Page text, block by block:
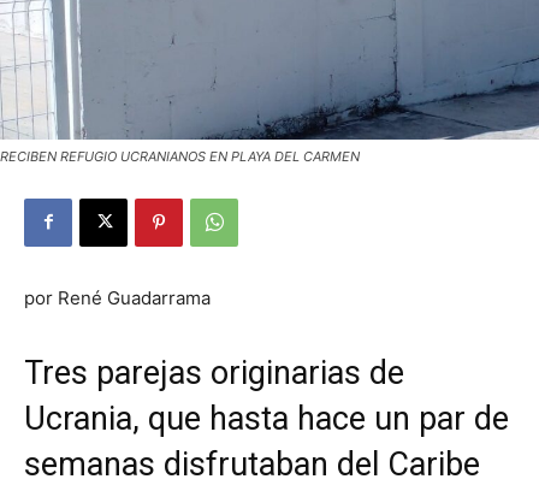
RECIBEN REFUGIO UCRANIANOS EN PLAYA DEL CARMEN
por René Guadarrama
Tres parejas originarias de
Ucrania, que hasta hace un par de
semanas disfrutaban del Caribe